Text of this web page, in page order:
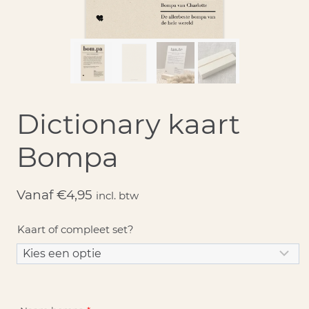
Dictionary kaart
Bompa
Vanaf €4,95 incl. btw
Kaart of compleet set?